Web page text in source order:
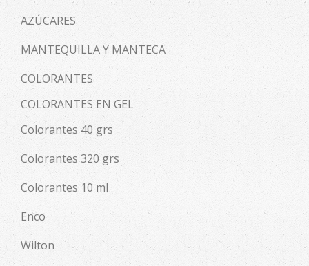
AZÚCARES
MANTEQUILLA Y MANTECA
COLORANTES
COLORANTES EN GEL
Colorantes 40 grs
Colorantes 320 grs
Colorantes 10 ml
Enco
Wilton